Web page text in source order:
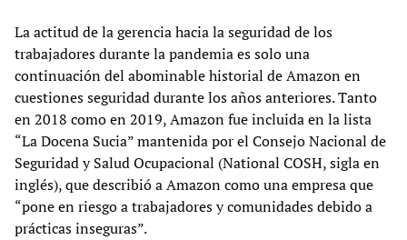
La actitud de la gerencia hacia la seguridad de los
trabajadores durante la pandemia es solo una
continuación del abominable historial de Amazon en
cuestiones seguridad durante los años anteriores. Tanto
en 2018 como en 2019, Amazon fue incluida en la lista
“La Docena Sucia” mantenida por el Consejo Nacional de
Seguridad y Salud Ocupacional (National COSH, sigla en
inglés), que describió a Amazon como una empresa que
“pone en riesgo a trabajadores y comunidades debido a
prácticas inseguras”.